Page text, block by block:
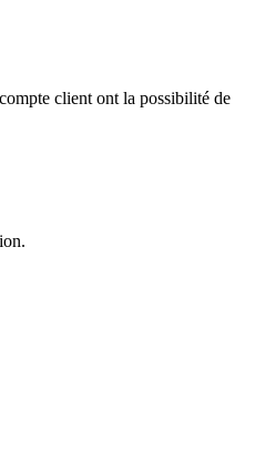
client ont la possibilité de